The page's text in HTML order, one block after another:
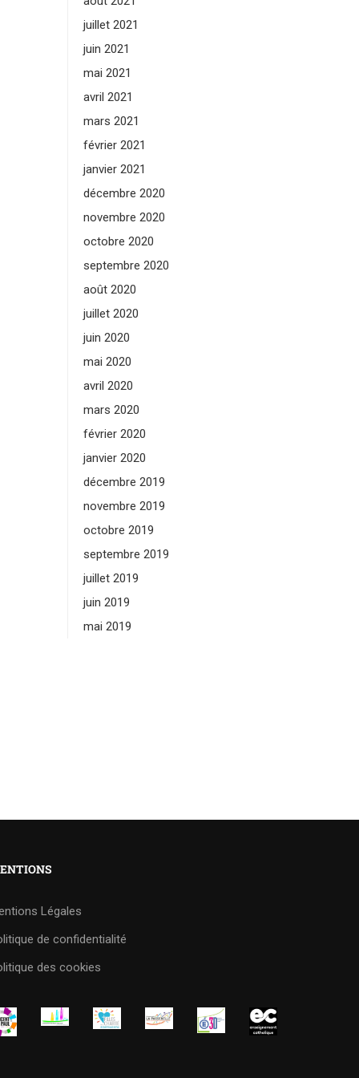
juillet 2021
juin 2021
mai 2021
avril 2021
mars 2021
février 2021
janvier 2021
décembre 2020
novembre 2020
octobre 2020
septembre 2020
août 2020
juillet 2020
juin 2020
mai 2020
avril 2020
mars 2020
février 2020
janvier 2020
décembre 2019
novembre 2019
octobre 2019
septembre 2019
juillet 2019
juin 2019
mai 2019
Légales
de confidentialité
des cookies